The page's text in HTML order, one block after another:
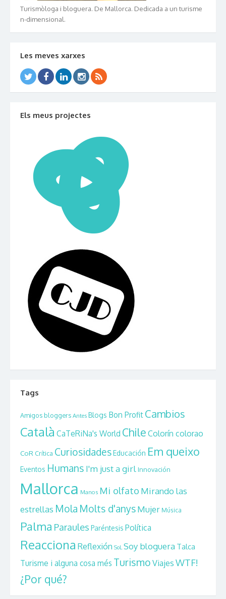
Turismòloga i bloguera. De Mallorca. Dedicada a un turisme
n-dimensional.
Les meves xarxes
Els meus projectes
Tags
Amigos bloggers Antes Blogs Bon Profit Cambios
Català CaTeRiNa's World Chile Colorín colorao
CoR Crítica CuriosidadesEducación Em queixo
Eventos Humans I'm just a girl Innovación
Mallorca Manos Mi olfato Mirando las
estrellas Mola Molts d'anysMujer Música
Palma Paraules Paréntesis Política
Reacciona Reflexión SoL Soy bloguera Talca
Turisme i alguna cosa més TurismoViajesWTF!
¿Por qué?